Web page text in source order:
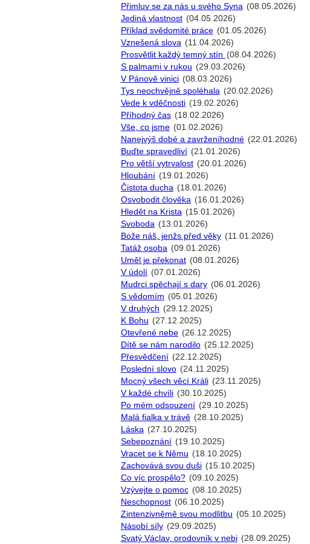
Přimluv se za nás u svého Syna (08.05.2026)
Jediná vlastnost (04.05.2026)
Příklad svědomité práce (01.05.2026)
Vznešená slova (11.04.2026)
Prosvětlit každý temný stín (08.04.2026)
S palmami v rukou (29.03.2026)
V Pánově vinici (08.03.2026)
Tys neochvějně spoléhala (20.02.2026)
Vede k vděčnosti (19.02.2026)
Příhodný čas (18.02.2026)
Vše, co jsme (01.02.2026)
Nanejvýš dobé a zavrženíhodné (22.01.2026)
Buďte spravedliví (21.01.2026)
Pro větší vytrvalost (20.01.2026)
Hloubání (19.01.2026)
Čistota ducha (18.01.2026)
Osvobodit člověka (16.01.2026)
Hledět na Krista (15.01.2026)
Svoboda (13.01.2026)
Bože náš, jenžs před věky (11.01.2026)
Tatáž osoba (09.01.2026)
Uměl je překonat (08.01.2026)
V údolí (07.01.2026)
Mudrci spěchají s dary (06.01.2026)
S vědomím (05.01.2026)
V druhých (29.12.2025)
K Bohu (27.12.2025)
Otevřené nebe (26.12.2025)
Dítě se nám narodilo (25.12.2025)
Přesvědčení (22.12.2025)
Poslední slovo (24.11.2025)
Mocný všech věcí Králi (23.11.2025)
V každé chvíli (30.10.2025)
Po mém odsouzení (29.10.2025)
Malá fialka v trávě (28.10.2025)
Láska (27.10.2025)
Sebepoznání (19.10.2025)
Vracet se k Němu (18.10.2025)
Zachovává svou duši (15.10.2025)
Co víc prospělo? (09.10.2025)
Vzývejte o pomoc (08.10.2025)
Neschopnost (06.10.2025)
Zintenzivněmě svou modlitbu (05.10.2025)
Násobí síly (29.09.2025)
Svatý Václav, orodovník v nebi (28.09.2025)